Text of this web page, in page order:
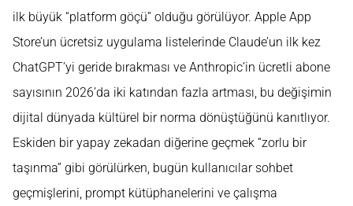
ilk büyük “platform göçü” olduğu görülüyor. Apple App
Store’un ücretsiz uygulama listelerinde Claude’un ilk kez
ChatGPT’yi geride bırakması ve Anthropic’in ücretli abone
sayısının 2026’da iki katından fazla artması, bu değişimin
dijital dünyada kültürel bir norma dönüştüğünü kanıtlıyor.
Eskiden bir yapay zekadan diğerine geçmek “zorlu bir
taşınma” gibi görülürken, bugün kullanıcılar sohbet
geçmişlerini, prompt kütüphanelerini ve çalışma